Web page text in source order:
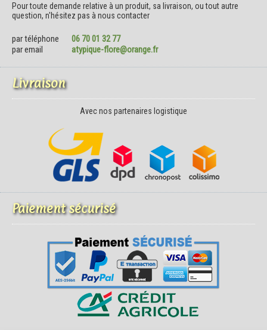
Pour toute demande relative à un produit, sa livraison, ou tout autre
question, n'hésitez pas à nous contacter
par téléphone
06 70 01 32 77
par email
atypique-flore@orange.fr
Livraison
Avec nos partenaires logistique
Paiement sécurisé